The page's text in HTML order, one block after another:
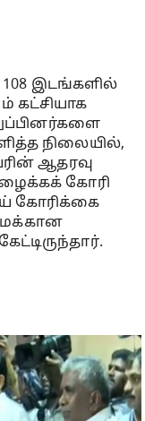
இடங்களில்
கட்சியாக
நிலையில்,
ஆதரவு
கோரி
கோரிக்கை